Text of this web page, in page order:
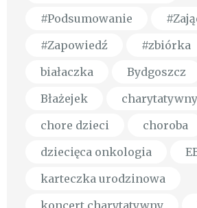
#Podsumowanie
#Zapowiedź
#zbiórka
białaczka
Bydgoszcz
Błażejek
charytatywny
chore dzieci
choroba
dziecięca onkologia
karteczka urodzinowa